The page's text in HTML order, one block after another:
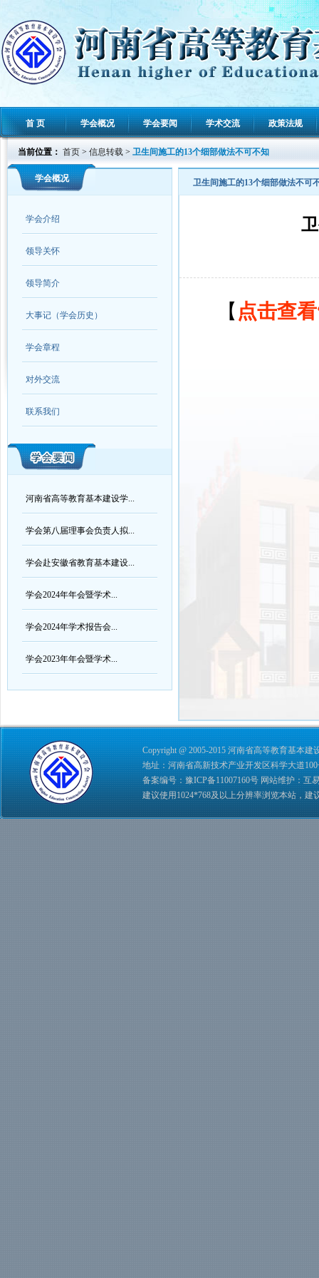
首 页 学会概况 学会要闻 学术交流 政策法规
当前位置： 首页 > 信息转载 > 卫生间施工的13个细部做法不可不知
学会概况
学会介绍
领导关怀
领导简介
大事记（学会历史）
学会章程
对外交流
联系我们
河南省高等教育基本建设学...
学会第八届理事会负责人拟...
学会赴安徽省教育基本建设...
学会2024年年会暨学术...
学会2024年学术报告会...
学会2023年年会暨学术...
卫生间施工的13个细部做法不可
【 点击查
Copyright @ 2005-2015 河南省高等教育基本建
地址：河南省高新技术产业开发区科学大道100
备案编号： 豫ICP备11007160号 网站维护： 互
建议使用1024*768及以上分辨率浏览本站，建